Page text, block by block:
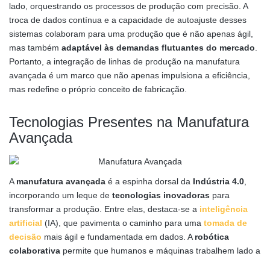
lado, orquestrando os processos de produção com precisão. A
troca de dados contínua e a capacidade de autoajuste desses
sistemas colaboram para uma produção que é não apenas ágil,
mas também adaptável às demandas flutuantes do mercado
Portanto, a integração de linhas de produção na manufatura
avançada é um marco que não apenas impulsiona a eficiência,
mas redefine o próprio conceito de fabricação.
Tecnologias Presentes na Manufatura
Avançada
A manufatura avançada é a espinha dorsal da Indústria 4.0
incorporando um leque de tecnologias inovadoras para
transformar a produção. Entre elas, destaca-se a inteligência
artificial (IA), que pavimenta o caminho para uma tomada de
decisão mais ágil e fundamentada em dados. A robótica
colaborativa permite que humanos e máquinas trabalhem lado a